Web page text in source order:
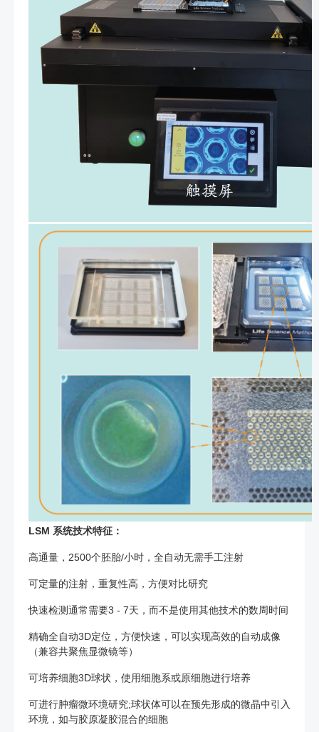
LSM 系统技术特征：
高通量，2500个胚胎/小时，全自动无需手工注射
可定量的注射，重复性高，方便对比研究
快速检测通常需要3 - 7天，而不是使用其他技术的数周时间
精确全自动3D定位，方便快速，可以实现高效的自动成像
（兼容共聚焦显微镜等）
可培养细胞3D球状，使用细胞系或原细胞进行培养
可进行肿瘤微环境研究;球状体可以在预先形成的微晶中引入
环境，如与胶原凝胶混合的细胞